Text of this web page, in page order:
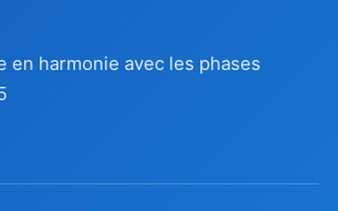
en harmonie avec les phases